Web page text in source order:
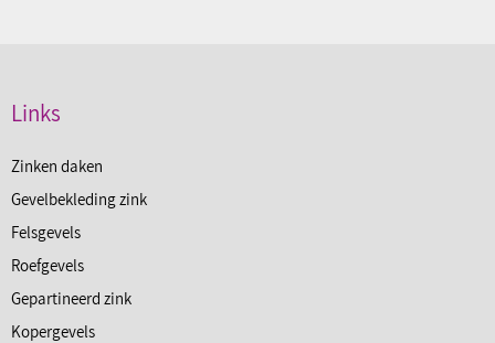
Links
Zinken daken
Gevelbekleding zink
Felsgevels
Roefgevels
Gepartineerd zink
Kopergevels